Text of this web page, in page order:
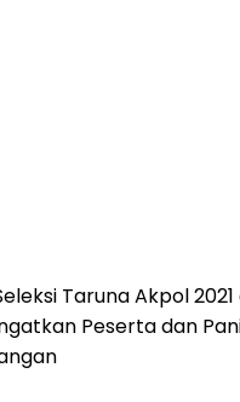
Taruna Akpol
Peserta dan